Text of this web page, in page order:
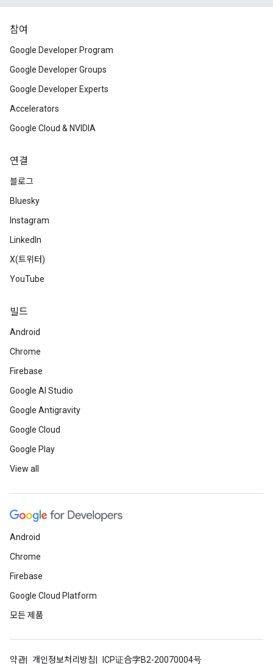
참여
Google Developer Program
Google Developer Groups
Google Developer Experts
Accelerators
Google Cloud & NVIDIA
연결
블로그
Bluesky
Instagram
LinkedIn
X(트위터)
YouTube
빌드
Android
Chrome
Firebase
Google AI Studio
Google Antigravity
Google Cloud
Google Play
View all
Android
Chrome
Firebase
Google Cloud Platform
모든 제품
약관 개인정보처리방침 ICP证合字B2-20070004号